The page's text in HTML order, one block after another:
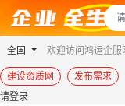
全国 欢迎访问鸿运企服
建设资质网
发布需求
请登录